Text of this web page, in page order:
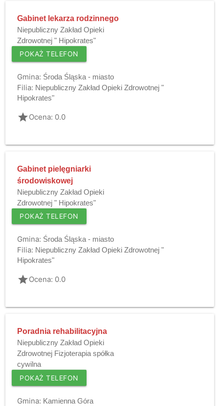
Gabinet lekarza rodzinnego
Niepubliczny Zakład Opieki
Zdrowotnej " Hipokrates"
POKAŻ TELEFON
Gmina: Środa Śląska - miasto
Filia: Niepubliczny Zakład Opieki Zdrowotnej "
Hipokrates"
gradeOcena: 0.0
Gabinet pielęgniarki
środowiskowej
Niepubliczny Zakład Opieki
Zdrowotnej " Hipokrates"
POKAŻ TELEFON
Gmina: Środa Śląska - miasto
Filia: Niepubliczny Zakład Opieki Zdrowotnej "
Hipokrates"
gradeOcena: 0.0
Poradnia rehabilitacyjna
Niepubliczny Zakład Opieki
Zdrowotnej Fizjoterapia spółka
cywilna
POKAŻ TELEFON
Gmina: Kamienna Góra